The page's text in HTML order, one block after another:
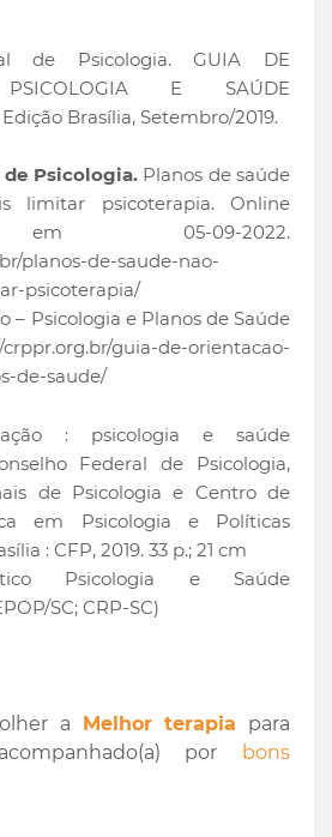
de Psicologia. GUIA DE
PSICOLOGIA E SAÚDE
Edição Brasília, Setembro/2019.
de Psicologia.Planos de saúde
limitar psicoterapia. Online
05-09-2022.
planos-de-saude-nao-
psicoterapia/
– Psicologia e Planos de Saúde
guia-de-orientacao-
de-saude/
: psicologia e saúde
Federal de Psicologia,
de Psicologia e Centro de
em Psicologia e Políticas
: CFP, 2019. 33 p.; 21 cm
Psicologia e Saúde
SC; CRP-SC)
a Melhor terapia para
por
bons